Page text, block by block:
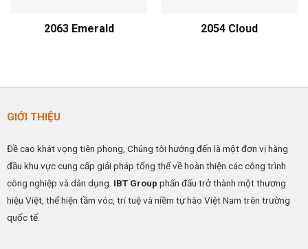
2063 Emerald 2054 Cloud
GIỚI THIỆU
Đề cao khát vọng tiên phong, Chúng tôi hướng đến là một đơn vị hàng
đầu khu vực cung cấp giải pháp tổng thể về hoàn thiện các công trình
công nghiệp và dân dụng. IBT Group phấn đấu trở thành một thương
hiệu Việt, thể hiện tầm vóc, trí tuệ và niềm tự hào Việt Nam trên trường
quốc tế.